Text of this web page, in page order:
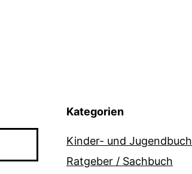
Kategorien
Kinder- und Jugendbuch
Ratgeber / Sachbuch